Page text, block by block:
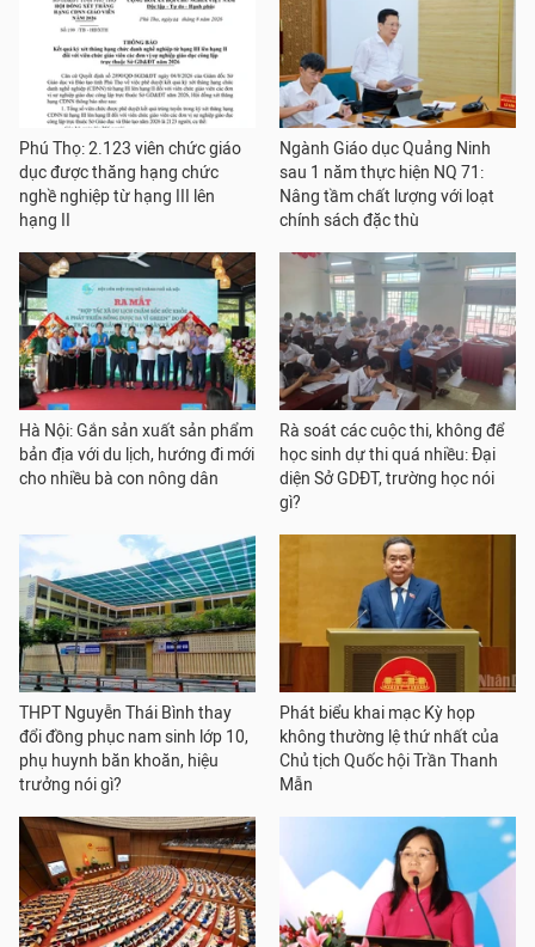
Phú Thọ: 2.123 viên chức giáo
dục được thăng hạng chức
nghề nghiệp từ hạng III lên
hạng II
Ngành Giáo dục Quảng Ninh
sau 1 năm thực hiện NQ 71:
Nâng tầm chất lượng với loạt
chính sách đặc thù
Hà Nội: Gắn sản xuất sản phẩm
bản địa với du lịch, hướng đi mới
cho nhiều bà con nông dân
Rà soát các cuộc thi, không để
học sinh dự thi quá nhiều: Đại
diện Sở GDĐT, trường học nói
gì?
THPT Nguyễn Thái Bình thay
đổi đồng phục nam sinh lớp 10,
phụ huynh băn khoăn, hiệu
trưởng nói gì?
Phát biểu khai mạc Kỳ họp
không thường lệ thứ nhất của
Chủ tịch Quốc hội Trần Thanh
Mẫn